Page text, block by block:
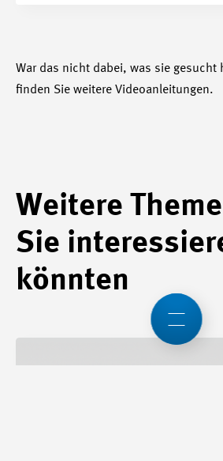
War das nicht dabei, was sie gesucht
finden Sie weitere Videoanleitungen.
Weitere
Sie
könnten